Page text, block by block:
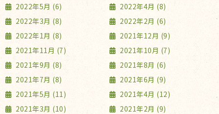
2022年5月 (6)
2022年4月 (8)
2022年3月 (8)
2022年2月 (6)
2022年1月 (8)
2021年12月 (9)
2021年11月 (7)
2021年10月 (7)
2021年9月 (8)
2021年8月 (6)
2021年7月 (8)
2021年6月 (9)
2021年5月 (11)
2021年4月 (12)
2021年3月 (10)
2021年2月 (9)